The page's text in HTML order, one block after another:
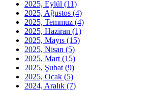
2025, Eylül (11)
2025, Ağustos (4)
2025, Temmuz (4)
2025, Haziran (1)
2025, Mayıs (15)
2025, Nisan (5)
2025, Mart (15)
2025, Şubat (9)
2025, Ocak (5)
2024, Aralık (7)